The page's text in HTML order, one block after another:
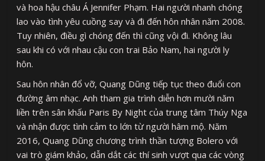
và hoa hậu châu Á Jennifer Phạm. Hai người nhanh chóng
lao vào tình yêu cuồng say và đi đến hôn nhân năm 2008.
Tuy nhiên, điều gì chóng đến thì cũng vội đi. Không lâu
sau khi có với nhau cậu con trai Bảo Nam, hai người ly
hôn.
Sau hôn nhân đổ vỡ, Quang Dũng tiếp tục theo đuổi con
đường âm nhạc. Anh tham gia trình diễn hơn mười năm
liền trên sân khấu Paris By Night của trung tâm Thúy Nga
và nhận được tình cảm to lớn từ người hâm mộ. Năm
2016, Quang Dũng chương trình thần tượng Bolero với
vai trò giám khảo, dẫn dắt các thí sinh vượt qua các vòng